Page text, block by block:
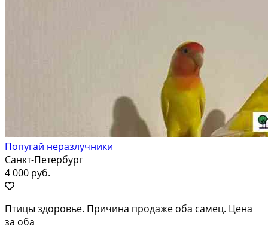
Попугай неразлучники
Санкт-Петербург
4 000 руб.
Птицы здоровье. Причина продаже оба самец. Цена
за оба